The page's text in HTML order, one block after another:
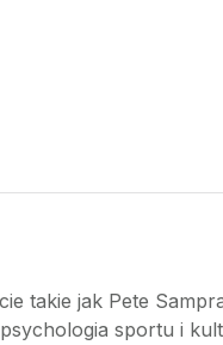
takie jak Pete
sportu i